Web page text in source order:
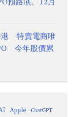
港 特賣電商唯
今年股價累
Apple ChatGPT